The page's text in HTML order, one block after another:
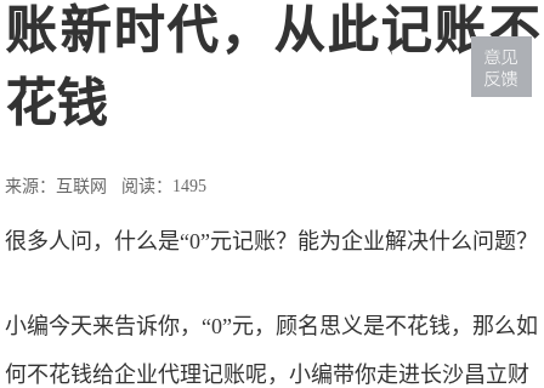
账新时代，从此记账不
花钱
来源：互联网 阅读：1495
很多人问，什么是“0”元记账？能为企业解决什么问题？
小编今天来告诉你，“0”元，顾名思义是不花钱，那么如
何不花钱给企业代理记账呢，小编带你走进长沙昌立财